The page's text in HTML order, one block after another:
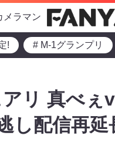
メラマン
! # M-1グランプリ
リ 真べぇ
し配信再延